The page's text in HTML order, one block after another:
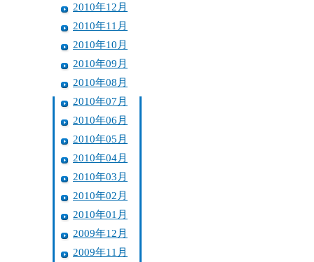
2010年12月
2010年11月
2010年10月
2010年09月
2010年08月
2010年07月
2010年06月
2010年05月
2010年04月
2010年03月
2010年02月
2010年01月
2009年12月
2009年11月